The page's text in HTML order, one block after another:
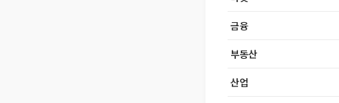
금융
부동산
산업